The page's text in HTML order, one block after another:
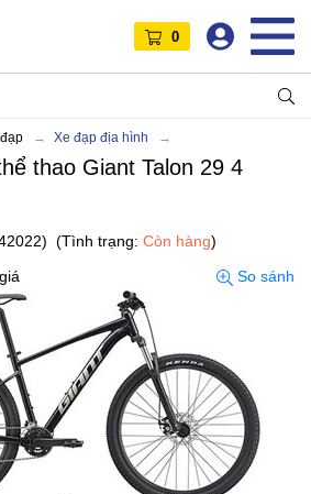
0
Xe đạp địa hình
thao Giant Talon 29 4
(Tình trạng: Còn hàng)
So sánh